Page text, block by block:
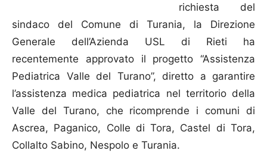
richiesta del
sindaco del Comune di Turania, la Direzione
Generale dell’Azienda USL di Rieti ha
recentemente approvato il progetto “Assistenza
Pediatrica Valle del Turano”, diretto a garantire
l’assistenza medica pediatrica nel territorio della
Valle del Turano, che ricomprende i comuni di
Ascrea, Paganico, Colle di Tora, Castel di Tora,
Collalto Sabino, Nespolo e Turania.